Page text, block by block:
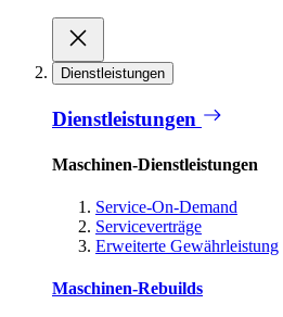
Dienstleistungen
Dienstleistungen
Maschinen-Dienstleistungen
Service-On-Demand
Serviceverträge
Erweiterte Gewährleistung
Maschinen-Rebuilds